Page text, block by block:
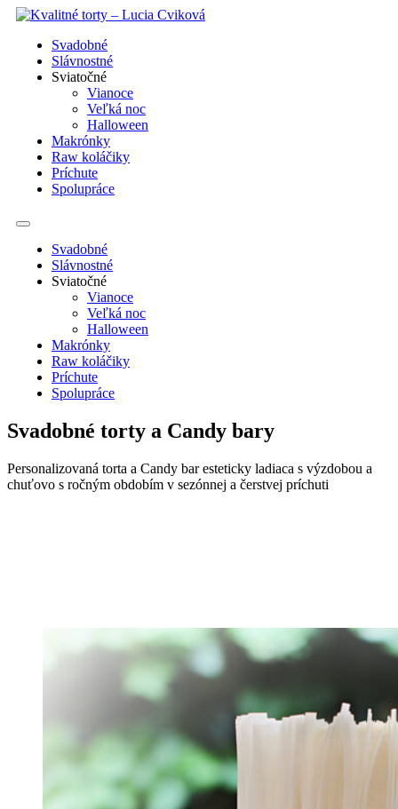
Preskočiť
obsah
Svadobné
Slávnostné
Sviatočné
Vianoce
Veľká noc
Halloween
Makrónky
Raw koláčiky
Príchute
Spolupráce
Svadobné
Slávnostné
Sviatočné
Vianoce
Veľká noc
Halloween
Makrónky
Raw koláčiky
Príchute
Spolupráce
Svadobné torty a Candy bary
Personalizovaná torta a Candy bar esteticky ladiaca s výzdobou a
chuťovo s ročným obdobím v sezónnej a čerstvej príchuti